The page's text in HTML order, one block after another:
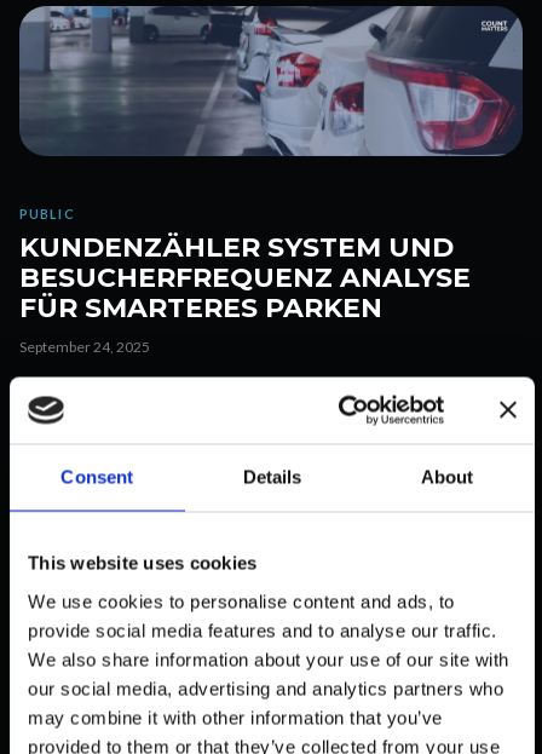
Consent Details About
This website uses cookies
We use cookies to personalise content and ads, to
provide social media features and to analyse our traffic.
We also share information about your use of our site with
our social media, advertising and analytics partners who
may combine it with other information that you’ve
provided to them or that they’ve collected from your use
PUBLIC
KUNDENZÄHLER SYSTEM UND
BESUCHERFREQUENZ ANALYSE
FÜR SMARTERES PARKEN
September 24, 2025
PUBLIC
SPORTMASTER IMPLEMENTIERT
KUNDENZÄHLER SYSTEM MIT
COUNTMATTERS
September 23, 2025